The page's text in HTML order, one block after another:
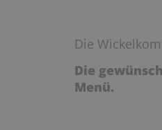
Die
Die
Menü.